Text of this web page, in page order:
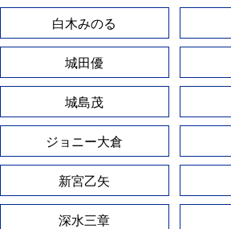
白木みのる
城田優
城島茂
ジョニー大倉
新宮乙矢
深水三章